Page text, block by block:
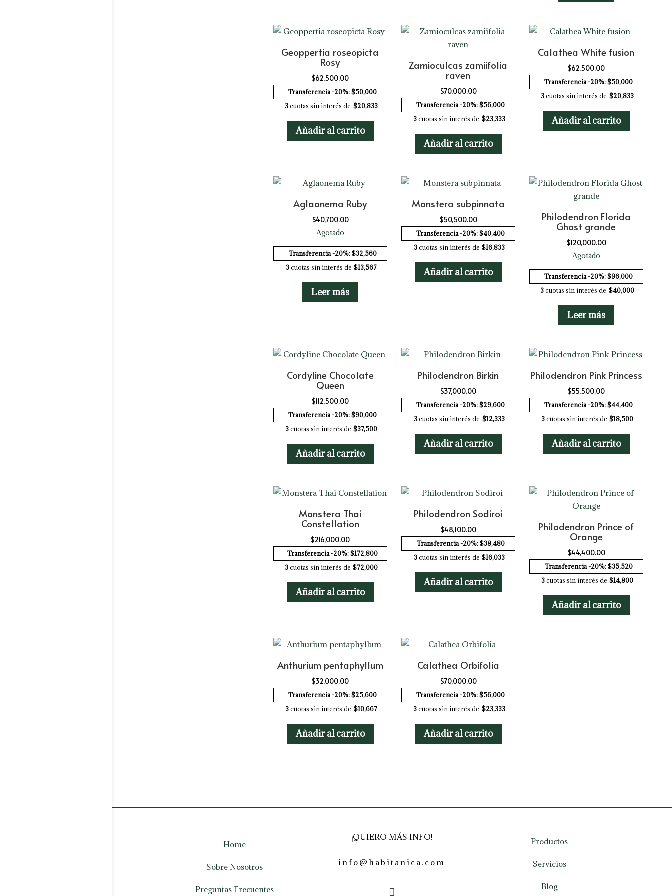
Geoppertia roseopicta
Rosy
$62,500.00
Transferencia -20%: $50,000
3cuotas sin interés de $20,833
Añadir al carrito
Zamioculcas zamiifolia
raven
$70,000.00
Transferencia -20%: $56,000
3cuotas sin interés de $23,333
Añadir al carrito
Calathea White fusion
$62,500.00
Transferencia -20%: $50,000
3cuotas sin interés de $20,833
Añadir al carrito
Aglaonema Ruby
$40,700.00
Agotado
Transferencia -20%: $32,560
3cuotas sin interés de $13,567
Leer más
Monstera subpinnata
$50,500.00
Transferencia -20%: $40,400
3cuotas sin interés de $16,833
Añadir al carrito
Philodendron Florida
Ghost grande
$120,000.00
Agotado
Transferencia -20%: $96,000
3cuotas sin interés de $40,000
Leer más
Cordyline Chocolate
Queen
$112,500.00
Transferencia -20%: $90,000
3cuotas sin interés de $37,500
Añadir al carrito
Philodendron Birkin
$37,000.00
Transferencia -20%: $29,600
3cuotas sin interés de $12,333
Añadir al carrito
Philodendron Pink Princess
$55,500.00
Transferencia -20%: $44,400
3cuotas sin interés de $18,500
Añadir al carrito
Monstera Thai
Constellation
$216,000.00
Transferencia -20%: $172,800
3cuotas sin interés de $72,000
Añadir al carrito
Philodendron Sodiroi
$48,100.00
Transferencia -20%: $38,480
3cuotas sin interés de $16,033
Añadir al carrito
Philodendron Prince of
Orange
$44,400.00
Transferencia -20%: $35,520
3cuotas sin interés de $14,800
Añadir al carrito
Anthurium pentaphyllum
$32,000.00
Transferencia -20%: $25,600
3cuotas sin interés de $10,667
Añadir al carrito
Calathea Orbifolia
$70,000.00
Transferencia -20%: $56,000
3cuotas sin interés de $23,333
Añadir al carrito
Home
Sobre Nosotros
Preguntas Frecuentes
¡QUIERO MÁS INFO!
info@habitanica.com
Productos
Servicios
Blog